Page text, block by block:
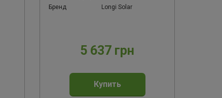
Бренд
Longi Solar
5 637 грн
Купить